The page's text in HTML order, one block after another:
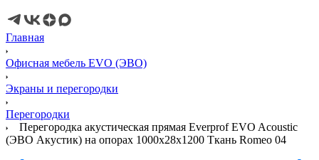
Главная
Офисная мебель EVO (ЭВО)
Экраны и перегородки
Перегородки
Перегородка акустическая прямая Everprof EVO Acoustic
(ЭВО Акустик) на опорах 1000х28х1200 Ткань Romeo 04